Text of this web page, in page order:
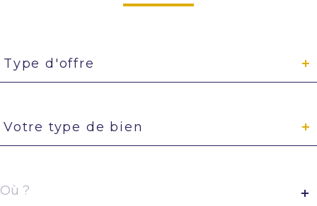
d'offre
Type d'offre
de
Votre type de bien